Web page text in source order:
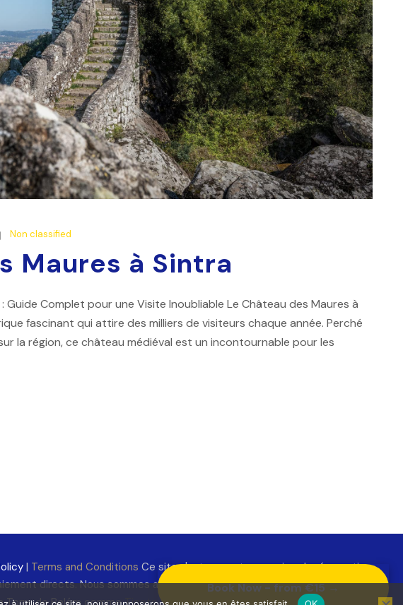
Book Now - from €15 →
Non classified
Maures à Sintra
Guide Complet pour une Visite Inoubliable Le Château des Maures à
fascinant qui attire des milliers de visiteurs chaque année. Perché
la région, ce château médiéval est un incontournable pour les
| Terms and Conditions Ce site n'est pas est un service de réservation
directs. Nous sommes affiliés à des plateforme de billeterie. Les